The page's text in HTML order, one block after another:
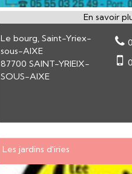
Le bourg, Saint-Yriex-
sous-AIXE
87700 SAINT-YRIEIX-
SOUS-AIXE
Les jardins d'iries